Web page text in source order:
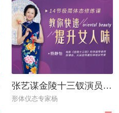
张艺谋金陵十三钗演员形体仪态导师：14节极简体态修炼课，让你散发独特女人味
形体仪态专家杨